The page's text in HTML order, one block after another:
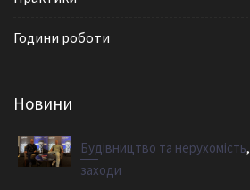
Години роботи
Новини
Будівництво та нерухомість,
заходи